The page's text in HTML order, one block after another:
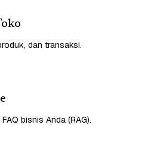
dan transaksi.
bisnis Anda (RAG).